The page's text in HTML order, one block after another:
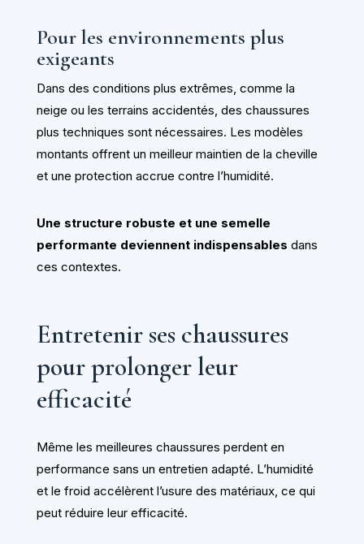
Pour les environnements plus
exigeants
Dans des conditions plus extrêmes, comme la
neige ou les terrains accidentés, des chaussures
plus techniques sont nécessaires. Les modèles
montants offrent un meilleur maintien de la cheville
et une protection accrue contre l’humidité.
Une structure robuste et une semelle
performante deviennent indispensables dans
ces contextes.
Entretenir ses chaussures
pour prolonger leur
efficacité
Même les meilleures chaussures perdent en
performance sans un entretien adapté. L’humidité
et le froid accélèrent l’usure des matériaux, ce qui
peut réduire leur efficacité.